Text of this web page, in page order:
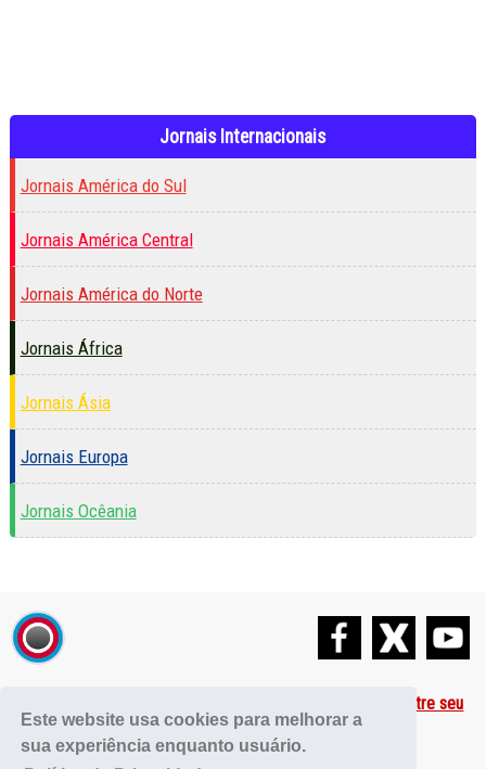
Este website usa cookies para melhorar a
sua experiência enquanto usuário.
Jornais Internacionais
Jornais América do Sul
Jornais América Central
Jornais América do Norte
Jornais África
Jornais Ásia
Jornais Europa
Jornais Ocêania
Cadastre seu
Site
Política de Privacidade